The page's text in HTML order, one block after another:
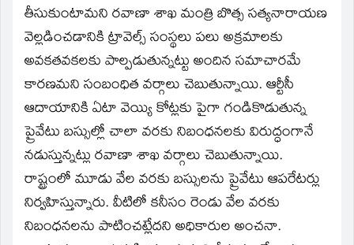
తీసుకుంటామని రవాణా శాఖ మంత్రి బొత్స సత్యనారాయణ
వెల్లడించడానికి ట్రావెల్స్‌ సంస్థలు పలు అక్రమాలకు
అవకతవకలకు పాల్పడుతున్నట్టు అందిన సమాచారమే
కారణమని సంబంధిత వర్గాలు చెబుతున్నాయి. ఆర్టీసీ
ఆదాయానికి ఏటా వెయ్యి కోట్లకు పైగా గండికొడుతున్న
ప్రైవేటు బస్సుల్లో చాలా వరకు నిబంధనలకు విరుద్ధంగానే
నడుస్తున్నట్లు రవాణా శాఖ వర్గాలు చెబుతున్నాయి.
రాష్ట్రంలో మూడు వేల వరకు బస్సులను ప్రైవేటు ఆపరేటర్లు
నిర్వహిస్తున్నారు. వీటిలో కనీసం రెండు వేల వరకు
నిబంధనలను పాటించట్లేదని అధికారుల అంచనా.